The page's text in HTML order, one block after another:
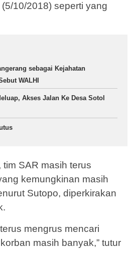
10/2018) seperti yang
sebagai Kejahatan
WALHI
Akses Jalan Ke Desa Sotol
SAR masih terus
kemungkinan masih
Sutopo, diperkirakan
mengrus mencari
masih banyak,” tutur